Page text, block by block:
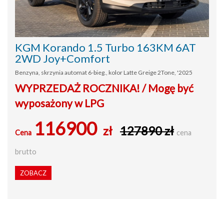
KGM Korando 1.5 Turbo 163KM 6AT
2WD Joy+Comfort
Benzyna, skrzynia automat 6-bieg., kolor Latte Greige 2Tone, '2025
WYPRZEDAŻ ROCZNIKA! / Mogę być
wyposażony w LPG
Cena 116900 zł 127890 zł cena
brutto
ZOBACZ